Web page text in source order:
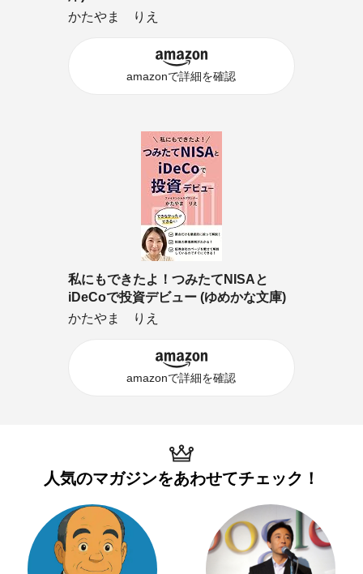
かたやま りえ
amazonで詳細を確認
私にもできたよ！つみたてNISAと
iDeCoで投資デビュー (ゆめかな文庫)
かたやま りえ
amazonで詳細を確認
人気のマガジンをあわせてチェック！